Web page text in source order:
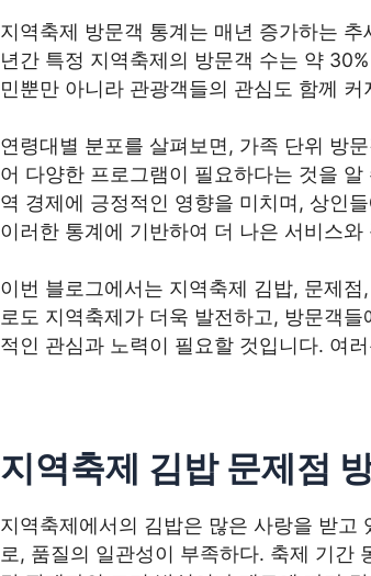
지역축제 방문객 통계는 매년 증가하는
년간 특정 지역축제의 방문객 수는 약
민뿐만 아니라 관광객들의 관심도 함께
연령대별 분포를 살펴보면, 가족 단위 방
어 다양한 프로그램이 필요하다는 것을
역 경제에 긍정적인 영향을 미치며, 상인
이러한 통계에 기반하여 더 나은 서비스
이번 블로그에서는 지역축제 김밥, 문제
로도 지역축제가 더욱 발전하고, 방문객
적인 관심과 노력이 필요할 것입니다. 여
지역축제 김밥 문제점
지역축제에서의 김밥은 많은 사랑을 받고
로, 품질의 일관성이 부족하다. 축제 기간